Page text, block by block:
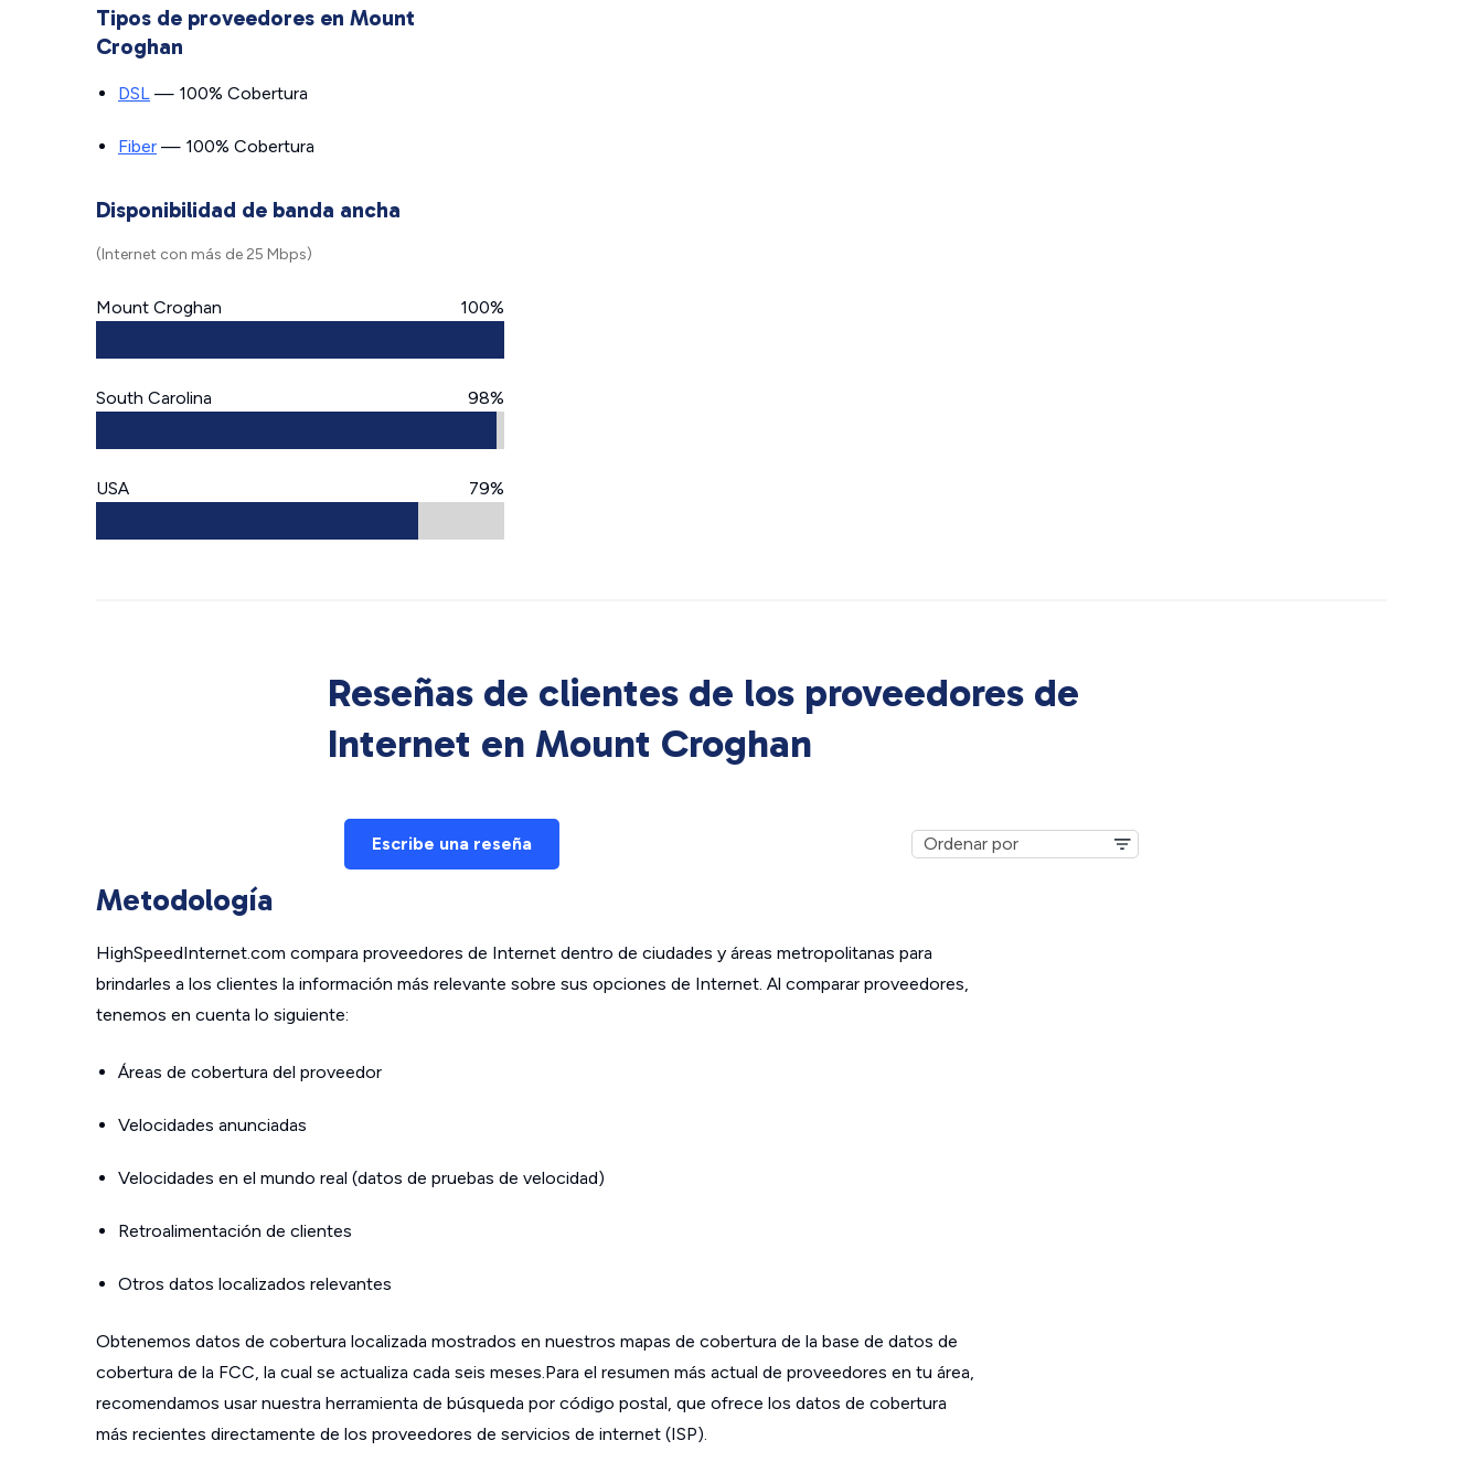
Tipos de proveedores en Mount
Croghan
DSL — 100% Cobertura
Fiber — 100% Cobertura
Disponibilidad de banda ancha
(Internet con más de 25 Mbps)
Mount Croghan 100%
South Carolina 98%
USA 79%
Reseñas de clientes de los proveedores de
Internet en Mount Croghan
Escribe una reseña
Metodología
HighSpeedInternet.com compara proveedores de Internet dentro de ciudades y áreas metropolitanas para
brindarles a los clientes la información más relevante sobre sus opciones de Internet. Al comparar proveedores,
tenemos en cuenta lo siguiente:
Áreas de cobertura del proveedor
Velocidades anunciadas
Velocidades en el mundo real (datos de pruebas de velocidad)
Retroalimentación de clientes
Otros datos localizados relevantes
Obtenemos datos de cobertura localizada mostrados en nuestros mapas de cobertura de la base de datos de
cobertura de la FCC, la cual se actualiza cada seis meses.Para el resumen más actual de proveedores en tu área,
recomendamos usar nuestra herramienta de búsqueda por código postal, que ofrece los datos de cobertura
más recientes directamente de los proveedores de servicios de internet (ISP).